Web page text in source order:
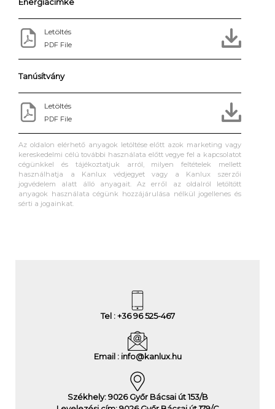
Energiacimke
Letöltés
PDF File
Tanúsítvány
Letöltés
PDF File
Az oldalon elérhető anyagok letöltése előtt azok marketing vagy
kereskedelmi célú további használata előtt vegye fel a kapcsolatot
cégünkkel és tájékoztatjuk arról, milyen feltételek mellett
használhatja a Kanlux védjegyet vagy a Kanlux szerzői
jogvédelem alatt álló anyagait. Az erről az oldalról letöltött
anyagok használata cégünk hozzájárulása nélkül jogellenes és
sérti a jogainkat.
Tel : +36 96 525-467
Email : info@kanlux.hu
Székhely: 9026 Győr Bácsai út 153/B